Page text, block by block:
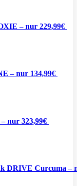
– nur 229,99€
– nur 134,99€
nur 323,99€
DRIVE Curcuma –